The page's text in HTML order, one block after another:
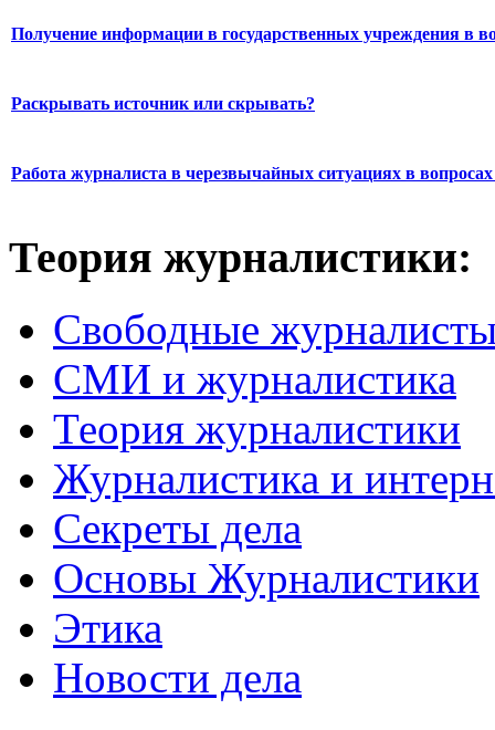
Получение информации в государственных учреждения в
Раскрывать источник или скрывать?
Работа журналиста в черезвычайных ситуациях в вопросах
Теория журналистики:
Свободные
СМИ и журналистика
Теория журналистики
Журналистика и
Секреты дела
Основы Журналистики
Этика
Новости дела